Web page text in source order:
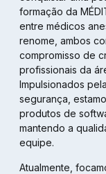
formação da
entre médicos
renome, ambos
compromisso de
profissionais da
Impulsionados
segurança,
produtos de
mantendo a
equipe.
Atualmente,